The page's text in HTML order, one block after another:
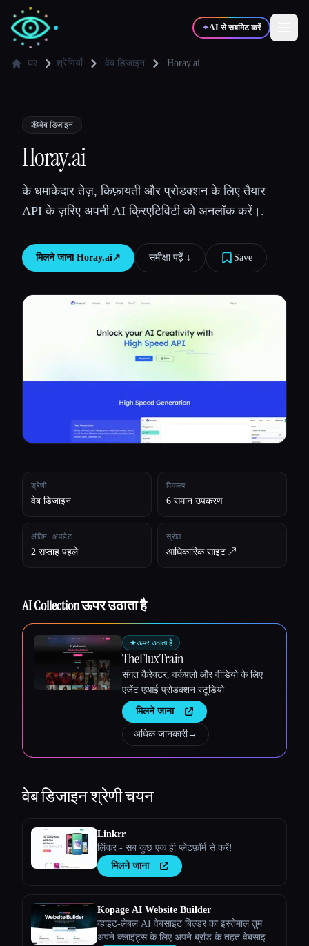
✦AI से सबमिट करें
💻
🎓विद्यार्थी 🎬क्रिएटर्स
ब्लॉग
टूल्स की तुलना करें
Esc
घर श्रेणियाँ वेब डिजाइन Horay.ai
🕸वेब डिजाइन
Horay.ai
के धमाकेदार तेज़, किफ़ायती और प्रोडक्शन के लिए तैयार
API के ज़रिए अपनी AI क्रिएटिविटी को अनलॉक करें।.
मिलने जाना Horay.ai↗︎ समीक्षा पढ़ें ↓︎ Save
श्रेणी
वेब डिजाइन
विकल्प
6 समान उपकरण
अंतिम अपडेट
2 सप्ताह पहले
स्रोत
आधिकारिक साइट ↗︎
AI Collection ऊपर उठाता है
★ऊपर उठाता है
TheFluxTrain
संगत कैरेक्टर, वर्कफ़्लो और वीडियो के लिए
एजेंट एआई प्रोडक्शन स्टूडियो
मिलने जाना
अधिक जानकारी→
वेब डिजाइनश्रेणी चयन
Linkrr
लिंकर - सब कुछ एक ही प्लेटफ़ॉर्म से करें!
मिलने जाना
Kopage AI Website Builder
व्हाइट-लेबल AI वेबसाइट बिल्डर का इस्तेमाल तुम
अपने क्लाइंट्स के लिए अपने ब्रांड के तहत वेबसाइट